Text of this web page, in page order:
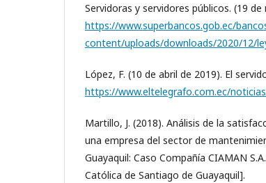
Servidoras y servidores públicos. (19 de
https://www.superbancos.gob.ec/
content/uploads/downloads/2020/12/
López, F. (10 de abril de 2019). El
https://www.eltelegrafo.com.ec/
Martillo, J. (2018). Análisis de la
una empresa del sector de
Guayaquil: Caso Compañía CIAMAN
Católica de Santiago de Guayaquil].